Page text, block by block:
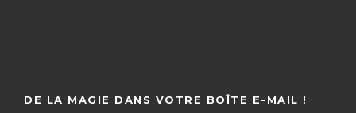
DE LA MAGIE DANS VOTRE BOÎTE E-MAIL !